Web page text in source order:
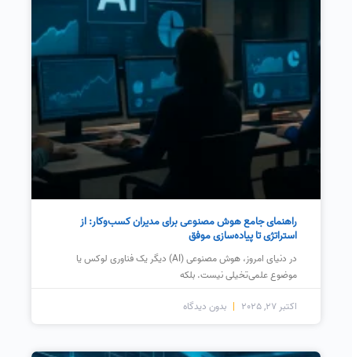
راهنمای جامع هوش مصنوعی برای مدیران کسب‌وکار: از
استراتژی تا پیاده‌سازی موفق
در دنیای امروز، هوش مصنوعی (AI) دیگر یک فناوری لوکس یا
موضوع علمی‌تخیلی نیست. بلکه
اکتبر 27, 2025 بدون دیدگاه